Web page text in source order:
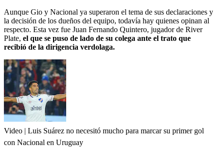
Aunque Gio y Nacional ya superaron el tema de sus declaraciones y
la decisión de los dueños del equipo, todavía hay quienes opinan al
respecto. Esta vez fue Juan Fernando Quintero, jugador de River
Plate, el que se puso de lado de su colega ante el trato que
recibió de la dirigencia verdolaga.
Video | Luis Suárez no necesitó mucho para marcar su primer gol
con Nacional en Uruguay